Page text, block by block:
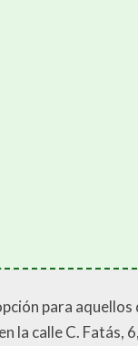
para
la calle C.